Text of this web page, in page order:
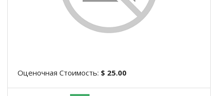
Оценочная Стоимость: $ 25.00